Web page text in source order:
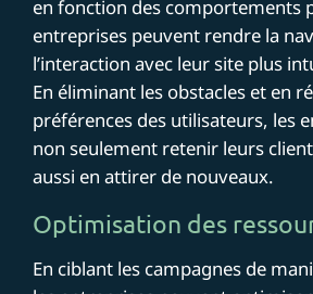
en fonction des comportements
entreprises peuvent rendre la
l’interaction avec leur site plus
En éliminant les obstacles et en
préférences des utilisateurs, les
non seulement retenir leurs
aussi en attirer de nouveaux.
Optimisation des
En ciblant les campagnes de